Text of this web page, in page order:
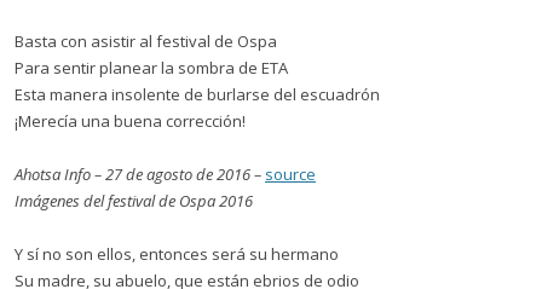
Basta con asistir al festival de Ospa
Para sentir planear la sombra de ETA
Esta manera insolente de burlarse del escuadrón
¡Merecía una buena corrección!
Ahotsa Info – 27 de agosto de 2016 – source
Imágenes del festival de Ospa 2016
Y sí no son ellos, entonces será su hermano
Su madre, su abuelo, que están ebrios de odio